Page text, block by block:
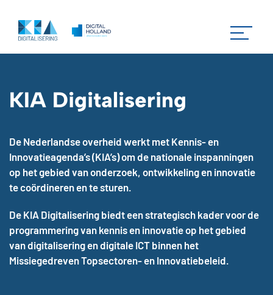
KIA Digitalisering
De Nederlandse overheid werkt met Kennis- en
Innovatieagenda’s (KIA’s) om de nationale inspanningen
op het gebied van onderzoek, ontwikkeling en innovatie
te coördineren en te sturen.
De KIA Digitalisering biedt een strategisch kader voor de
programmering van kennis en innovatie op het gebied
van digitalisering en digitale ICT binnen het
Missiegedreven Topsectoren- en Innovatiebeleid.